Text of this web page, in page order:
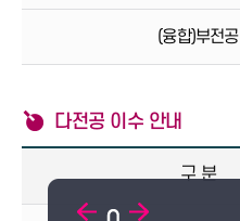
(융합)부전공
다전공 이수 안내
구 분